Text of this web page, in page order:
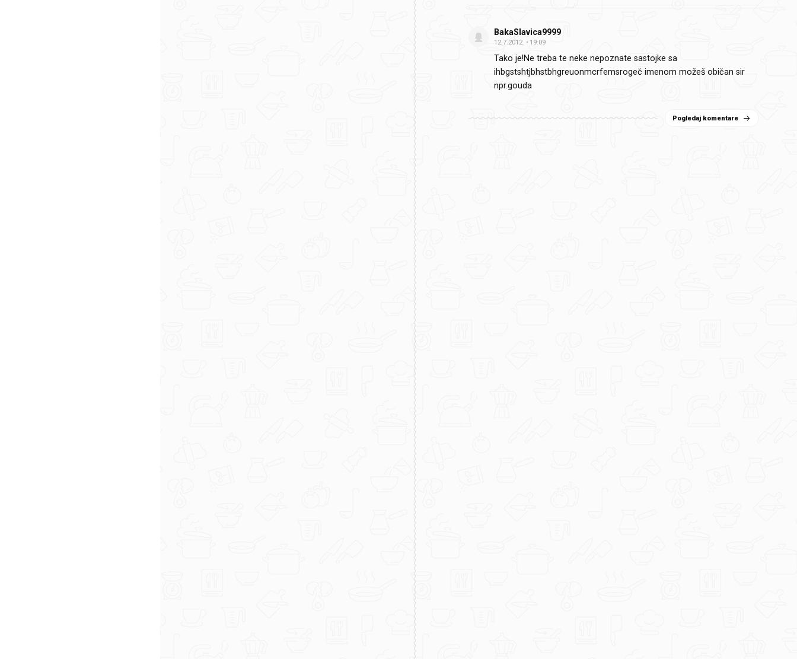
BakaSlavica9999
12.7.2012. 19:09
Tako je!Ne treba te neke nepoznate sastojke sa
ihbgstshtjbhstbhgreuonmcrfemsrogeč imenom možeš običan sir
npr.gouda
Pogledaj komentare